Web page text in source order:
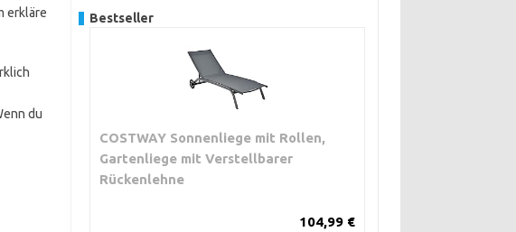
erkläre
du
Bestseller
COSTWAY Sonnenliege mit Rollen,
Gartenliege mit Verstellbarer
Rückenlehne
104,99 €